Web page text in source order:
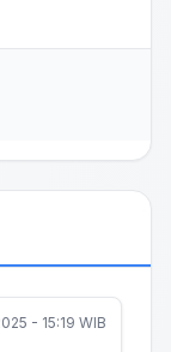
- 15:19 WIB